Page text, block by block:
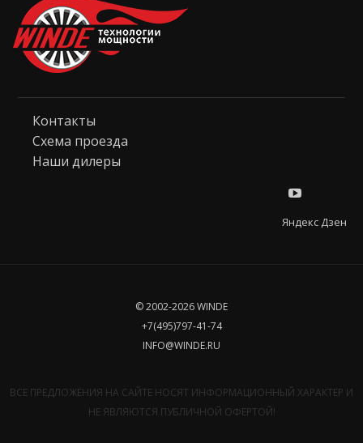
Контакты
Схема проезда
Наши дилеры
Яндекс Дзен
© 2002-2026 WINDE
+7(495)797-41-74
INFO@WINDE.RU
ВСЕ ПРЕДЛОЖЕНИЯ НА САЙТЕ НОСЯТ ИНФОРМАЦИОННЫЙ ХАРАКТЕР И
НЕ ЯВЛЯЮТСЯ ПУБЛИЧНОЙ ОФЕРТОЙ!